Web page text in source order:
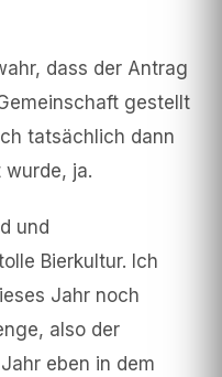
dass der Antrag
gestellt
tatsächlich dann
ja.
und
Bierkultur. Ich
Jahr noch
also der
eben in dem